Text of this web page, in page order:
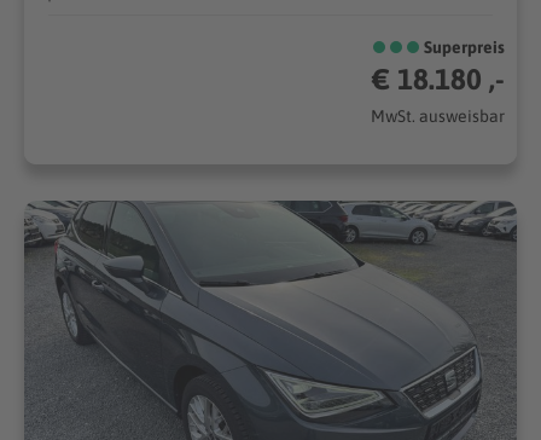
Superpreis
€ 18.180 ,-
MwSt. ausweisbar